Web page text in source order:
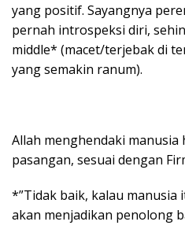
yang positif. Sayangnya
pernah introspeksi diri,
middle* (macet/terjebak di
yang semakin ranum).
Allah menghendaki
pasangan, sesuai dengan
*”Tidak baik, kalau manusia
akan menjadikan penolong